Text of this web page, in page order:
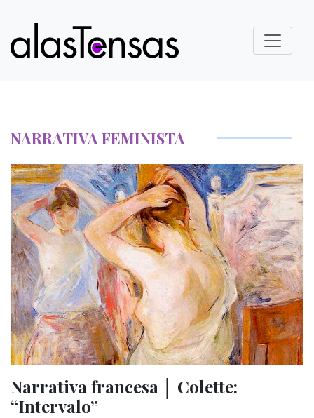
NARRATIVA FEMINISTA
Narrativa francesa │ Colette:
“Intervalo”